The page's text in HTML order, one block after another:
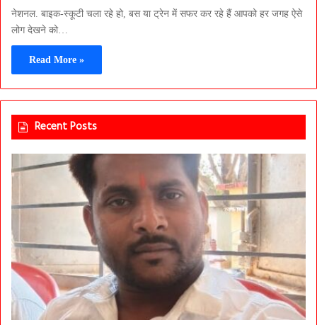
नेशनल. बाइक-स्कूटी चला रहे हो, बस या ट्रेन में सफर कर रहे हैं आपको हर जगह ऐसे
लोग देखने को…
Read More »
Recent Posts